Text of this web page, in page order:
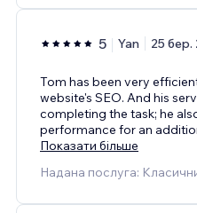
5 Yan 25 бер.
Tom has been very
website's SEO. And his
completing the task; he
performance for an
Показати більше
Надана послуга: